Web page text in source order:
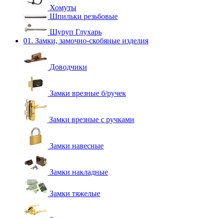
Хомуты
Шпильки резьбовые
Шуруп Глухарь
01. Замки, замочно-скобяные изделия
Доводчики
Замки врезные б/ручек
Замки врезные с ручками
Замки навесные
Замки накладные
Замки тяжелые